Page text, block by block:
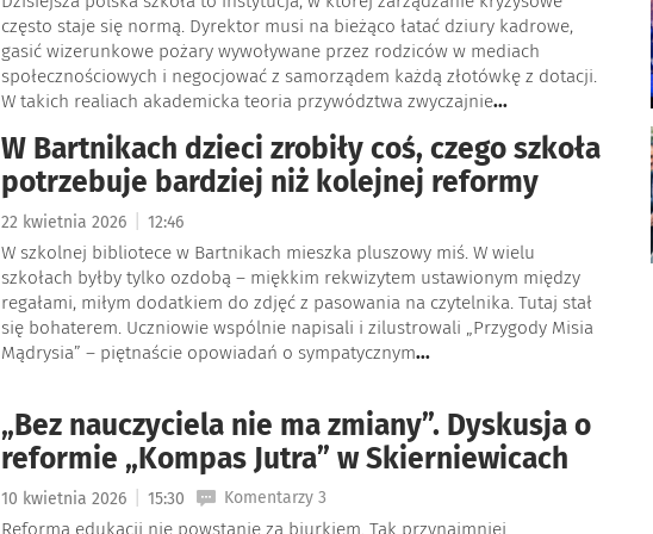
często staje się normą. Dyrektor musi na bieżąco łatać dziury kadrowe,
gasić wizerunkowe pożary wywoływane przez rodziców w mediach
społecznościowych i negocjować z samorządem każdą złotówkę z dotacji.
W takich realiach akademicka teoria przywództwa zwyczajnie...
W Bartnikach dzieci zrobiły coś, czego szkoła
potrzebuje bardziej niż kolejnej reformy
22 kwietnia 2026 12:46
W szkolnej bibliotece w Bartnikach mieszka pluszowy miś. W wielu
szkołach byłby tylko ozdobą – miękkim rekwizytem ustawionym między
regałami, miłym dodatkiem do zdjęć z pasowania na czytelnika. Tutaj stał
się bohaterem. Uczniowie wspólnie napisali i zilustrowali „Przygody Misia
Mądrysia” – piętnaście opowiadań o sympatycznym...
„Bez nauczyciela nie ma zmiany”. Dyskusja o
reformie „Kompas Jutra” w Skierniewicach
10 kwietnia 2026 15:30 Komentarzy 3
Reforma edukacji nie powstanie za biurkiem. Tak przynajmniej